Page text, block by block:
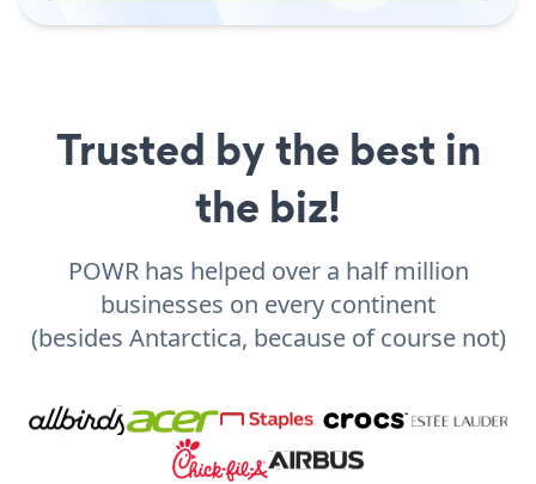
Trusted by the best in
the biz!
POWR has helped over a half million
businesses on every continent
(besides Antarctica, because of course not)